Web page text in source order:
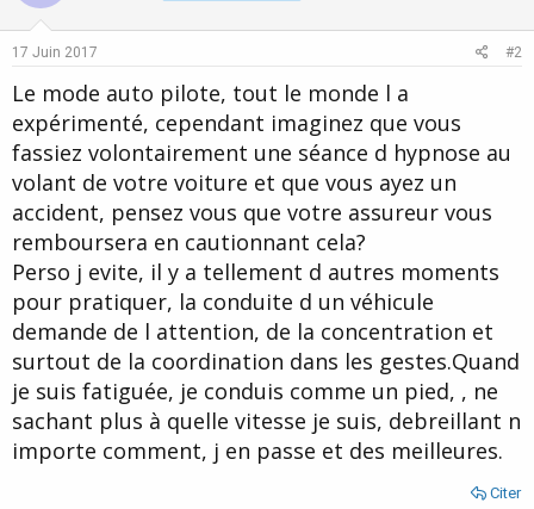
17 Juin 2017 #2
Le mode auto pilote, tout le monde l a
expérimenté, cependant imaginez que vous
fassiez volontairement une séance d hypnose au
volant de votre voiture et que vous ayez un
accident, pensez vous que votre assureur vous
remboursera en cautionnant cela?
Perso j evite, il y a tellement d autres moments
pour pratiquer, la conduite d un véhicule
demande de l attention, de la concentration et
surtout de la coordination dans les gestes.Quand
je suis fatiguée, je conduis comme un pied, , ne
sachant plus à quelle vitesse je suis, debreillant n
importe comment, j en passe et des meilleures.
Citer